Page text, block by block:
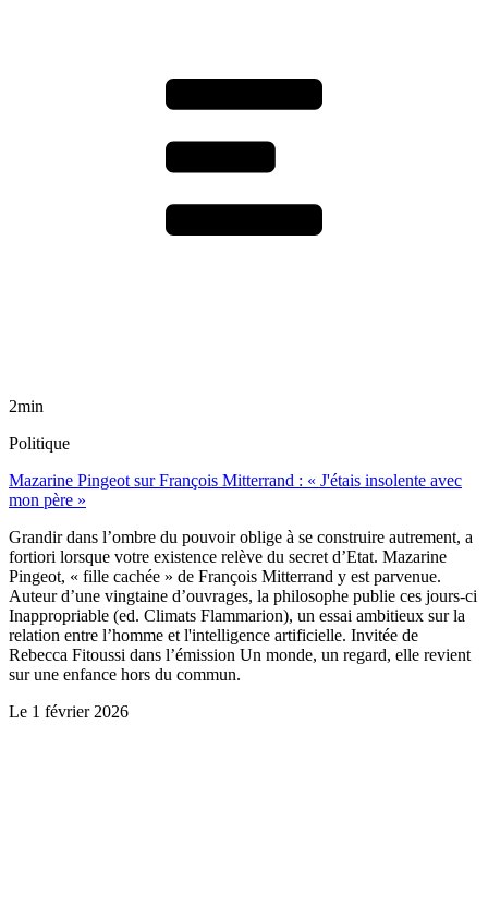
2min
Politique
Mazarine Pingeot sur François Mitterrand : « J'étais insolente avec
mon père »
Grandir dans l’ombre du pouvoir oblige à se construire autrement, a
fortiori lorsque votre existence relève du secret d’Etat. Mazarine
Pingeot, « fille cachée » de François Mitterrand y est parvenue.
Auteur d’une vingtaine d’ouvrages, la philosophe publie ces jours-ci
Inappropriable (ed. Climats Flammarion), un essai ambitieux sur la
relation entre l’homme et l'intelligence artificielle. Invitée de
Rebecca Fitoussi dans l’émission Un monde, un regard, elle revient
sur une enfance hors du commun.
Le 1 février 2026